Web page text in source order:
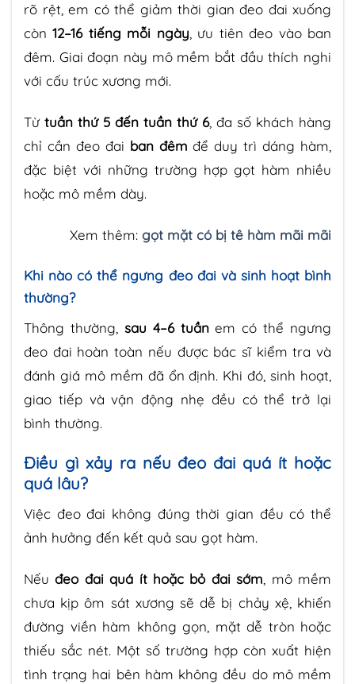
rõ rệt, em có thể giảm thời gian đeo đai xuống
còn12–16 tiếng mỗi ngày , ưu tiên đeo vào ban
đêm. Giai đoạn này mô mềm bắt đầu thích nghi
với cấu trúc xương mới.
Từ tuần thứ 5 đến tuần thứ 6, đa số khách hàng
chỉ cần đeo đai ban đêm để duy trì dáng hàm,
đặc biệt với những trường hợp gọt hàm nhiều
hoặc mô mềm dày.
Xem thêm: gọt mặt có bị tê hàm mãi mãi
Khi nào có thể ngưng đeo đai và sinh hoạt bình
thường?
Thông thường, sau 4–6 tuầnem có thể ngưng
đeo đai hoàn toàn nếu được bác sĩ kiểm tra và
đánh giá mô mềm đã ổn định. Khi đó, sinh hoạt,
giao tiếp và vận động nhẹ đều có thể trở lại
bình thường.
Điều gì xảy ra nếu đeo đai quá ít hoặc
quá lâu?
Việc đeo đai không đúng thời gian đều có thể
ảnh hưởng đến kết quả sau gọt hàm.
Nếuđeo đai quá ít hoặc bỏ đai sớm, mô mềm
chưa kịp ôm sát xương sẽ dễ bị chảy xệ, khiến
đường viền hàm không gọn, mặt dễ tròn hoặc
thiếu sắc nét. Một số trường hợp còn xuất hiện
tình trạng hai bên hàm không đều do mô mềm